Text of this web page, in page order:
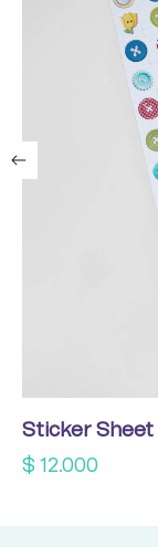
Sticker Sheet
$ 12.000